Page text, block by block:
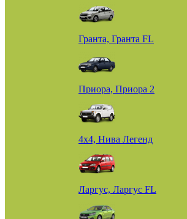
Гранта, Гранта FL
Приора, Приора 2
4х4, Нива Легенд
Ларгус, Ларгус FL